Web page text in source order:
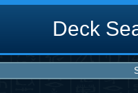
Deck